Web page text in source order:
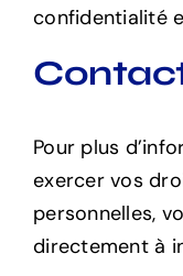
confidentialité
Pour plus
exercer vos
personnelles,
directement à